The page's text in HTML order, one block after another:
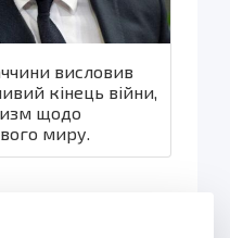
висловив
кінець війни,
щодо
миру.